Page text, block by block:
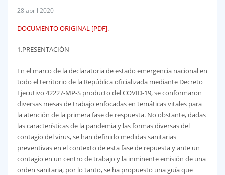
28 abril 2020
DOCUMENTO ORIGINAL [PDF].
1.PRESENTACIÓN
En el marco de la declaratoria de estado emergencia nacional en
todo el territorio de la República oficializada mediante Decreto
Ejecutivo 42227-MP-S producto del COVID-19, se conformaron
diversas mesas de trabajo enfocadas en temáticas vitales para
la atención de la primera fase de respuesta. No obstante, dadas
las características de la pandemia y las formas diversas del
contagio del virus, se han definido medidas sanitarias
preventivas en el contexto de esta fase de repuesta y ante un
contagio en un centro de trabajo y la inminente emisión de una
orden sanitaria, por lo tanto, se ha propuesto una guía que